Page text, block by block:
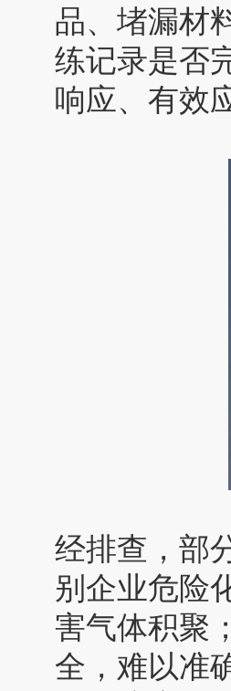
品、堵漏材
练记录是否
响应、有效
经排查，部
别企业危险
害气体积聚
全，难以准